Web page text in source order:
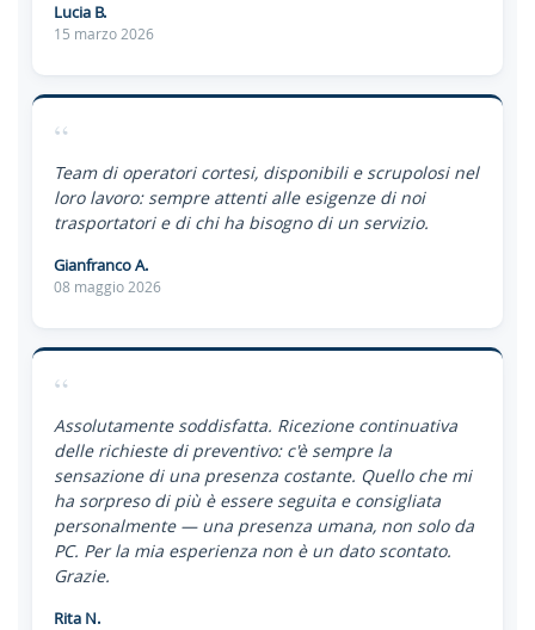
Lucia B.
15 marzo 2026
“
Team di operatori cortesi, disponibili e scrupolosi nel
loro lavoro: sempre attenti alle esigenze di noi
trasportatori e di chi ha bisogno di un servizio.
Gianfranco A.
08 maggio 2026
“
Assolutamente soddisfatta. Ricezione continuativa
delle richieste di preventivo: c'è sempre la
sensazione di una presenza costante. Quello che mi
ha sorpreso di più è essere seguita e consigliata
personalmente — una presenza umana, non solo da
PC. Per la mia esperienza non è un dato scontato.
Grazie.
Rita N.